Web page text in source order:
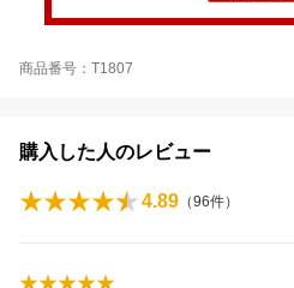
商品番号：T1807
購入した人のレビュー
4.89 （96件）